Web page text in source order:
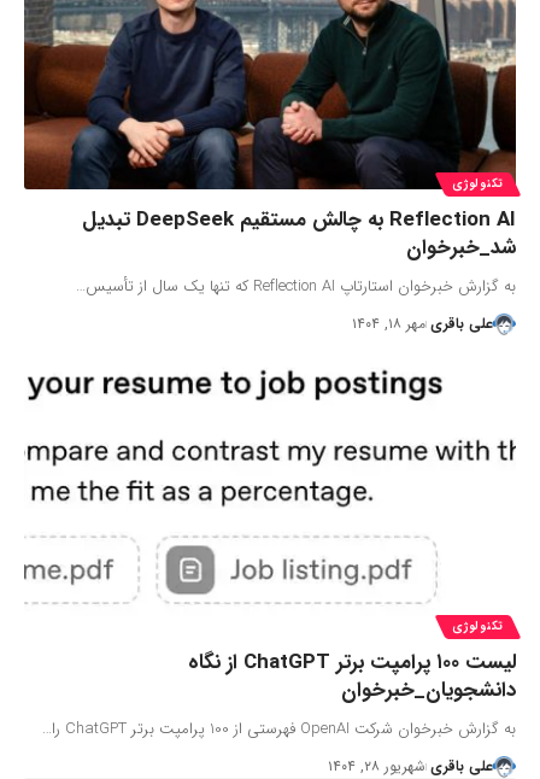
تکنولوژی
Reflection AI به چالش مستقیم DeepSeek تبدیل
شد_خبرخوان
به گزارش خبرخوان استارتاپ Reflection AI که تنها یک سال از تأسیس…
علی باقری مهر ۱۸, ۱۴۰۴
تکنولوژی
لیست ۱۰۰ پرامپت برتر ChatGPT از نگاه
دانشجویان_خبرخوان
به گزارش خبرخوان شرکت OpenAI فهرستی از 100 پرامپت برتر ChatGPT را…
علی باقری شهریور ۲۸, ۱۴۰۴